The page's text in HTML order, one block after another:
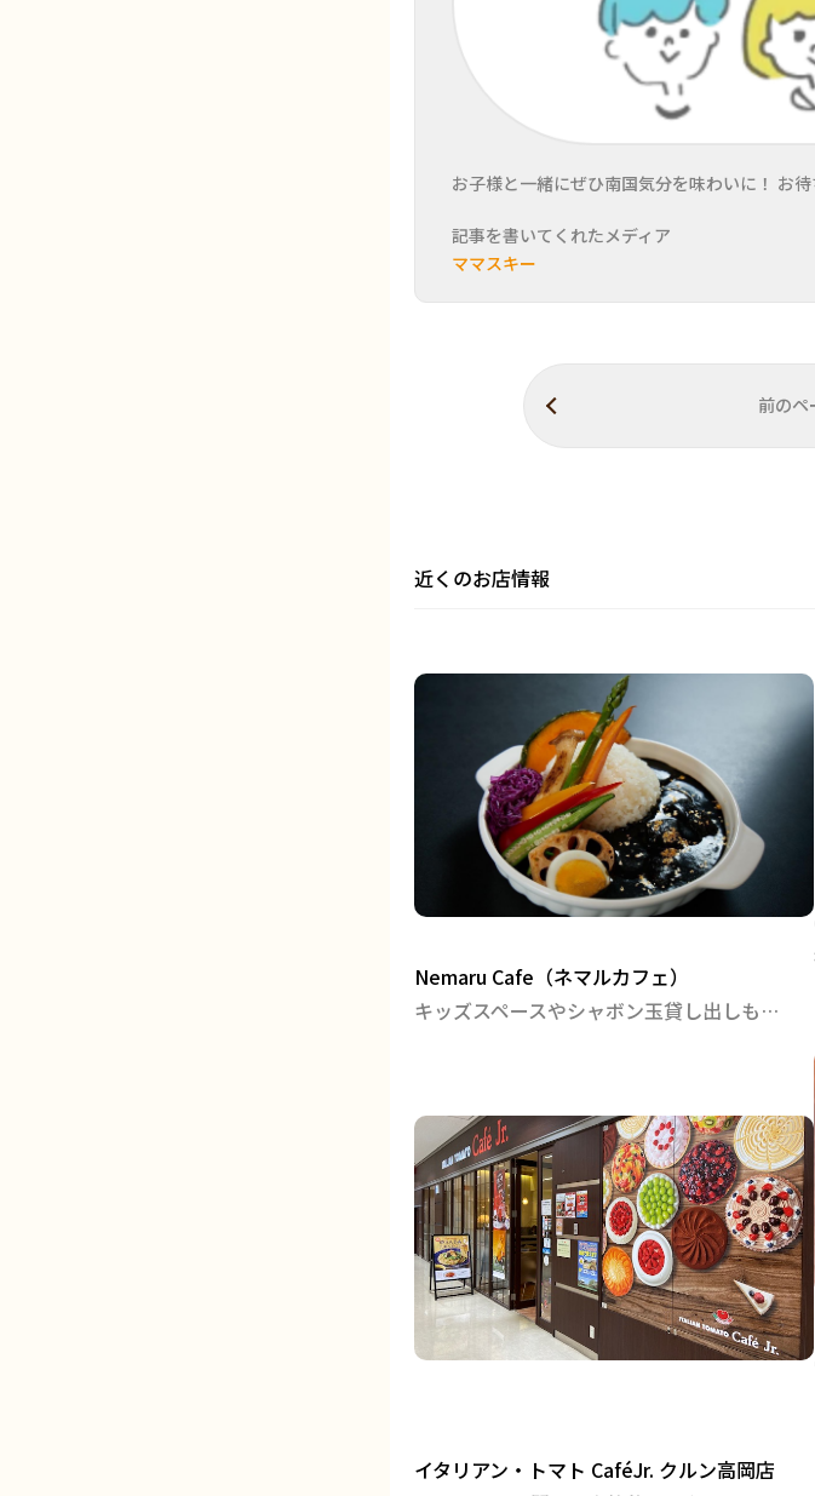
お子様と一緒にぜひ南国気分を味わいに！ お
記事を書いてくれたメディア
ママスキー
前のペ
近くのお店情報
Nemaru Cafe（ネマルカフェ）
キッズスペースやシャボン玉貸し出しもあり！新高岡駅目の前のカフェ
イタリアン・トマト CaféJr. クルン高岡店